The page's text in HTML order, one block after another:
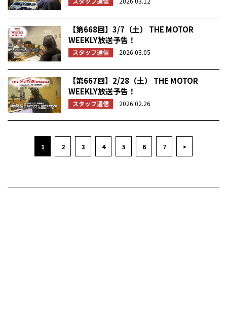
【第668回】3/7（土） THE MOTOR
WEEKLY放送予告！
スタッフ通信 2026.03.05
【第667回】2/28（土） THE MOTOR
WEEKLY放送予告！
スタッフ通信 2026.02.26
1 2 3 4 5 6 7 >